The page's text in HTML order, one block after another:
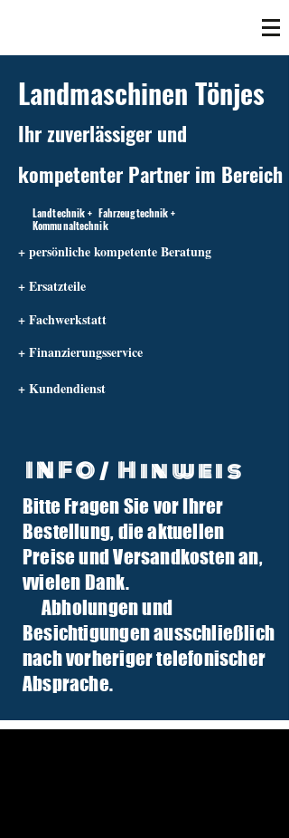
Landmaschinen Tönjes
Ihr zuverlässiger und
kompetenter Partner im Bereich
Landtechnik + Fahrzeugtechnik +
Kommunaltechnik
+ persönliche kompetente Beratung
+ Ersatzteile
+ Fachwerkstatt
+ Finanzierungsservice
+ Kundendienst
info@tuber-traktor.de
+49 (0) 4406-9568797
INFO/ Hinweis
Bitte Fragen Sie vor Ihrer
Bestellung, die aktuellen
Preise und Versandkosten an,
vvielen Dank.
Abholungen und
Besichtigungen ausschließlich
nach vorheriger telefonischer
Absprache.